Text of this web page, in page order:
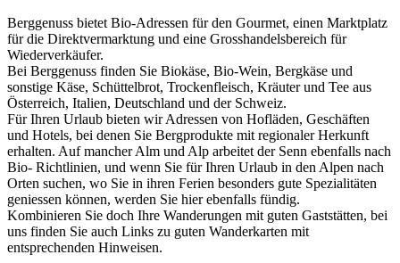
Berggenuss bietet Bio-Adressen für den Gourmet, einen Marktplatz
für die Direktvermarktung und eine Grosshandelsbereich für
Wiederverkäufer.
Bei Berggenuss finden Sie Biokäse, Bio-Wein, Bergkäse und
sonstige Käse, Schüttelbrot, Trockenfleisch, Kräuter und Tee aus
Österreich, Italien, Deutschland und der Schweiz.
Für Ihren Urlaub bieten wir Adressen von Hofläden, Geschäften
und Hotels, bei denen Sie Bergprodukte mit regionaler Herkunft
erhalten. Auf mancher Alm und Alp arbeitet der Senn ebenfalls nach
Bio- Richtlinien, und wenn Sie für Ihren Urlaub in den Alpen nach
Orten suchen, wo Sie in ihren Ferien besonders gute Spezialitäten
geniessen können, werden Sie hier ebenfalls fündig.
Kombinieren Sie doch Ihre Wanderungen mit guten Gaststätten, bei
uns finden Sie auch Links zu guten Wanderkarten mit
entsprechenden Hinweisen.